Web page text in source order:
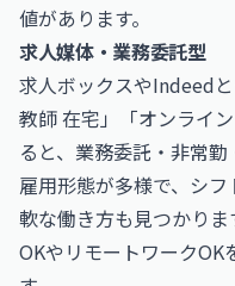
値があります。
求人媒体・業務委託型
求人ボックスやIndeed
教師 在宅」「オンライ
ると、業務委託・非常勤
雇用形態が多様で、シ
軟な働き方も見つかり
OKやリモートワークOK